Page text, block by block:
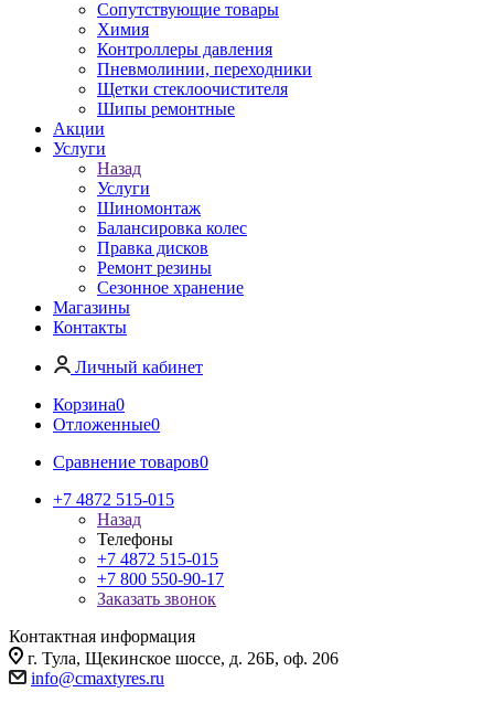
Сопутствующие товары
Химия
Контроллеры давления
Пневмолинии, переходники
Щетки стеклоочистителя
Шипы ремонтные
Акции
Услуги
Назад
Услуги
Шиномонтаж
Балансировка колес
Правка дисков
Ремонт резины
Сезонное хранение
Магазины
Контакты
Личный кабинет
Корзина0
Отложенные0
Сравнение товаров0
+7 4872 515-015
Назад
Телефоны
+7 4872 515-015
+7 800 550-90-17
Заказать звонок
Контактная информация
г. Тула, Щекинское шоссе, д. 26Б, оф. 206
info@cmaxtyres.ru